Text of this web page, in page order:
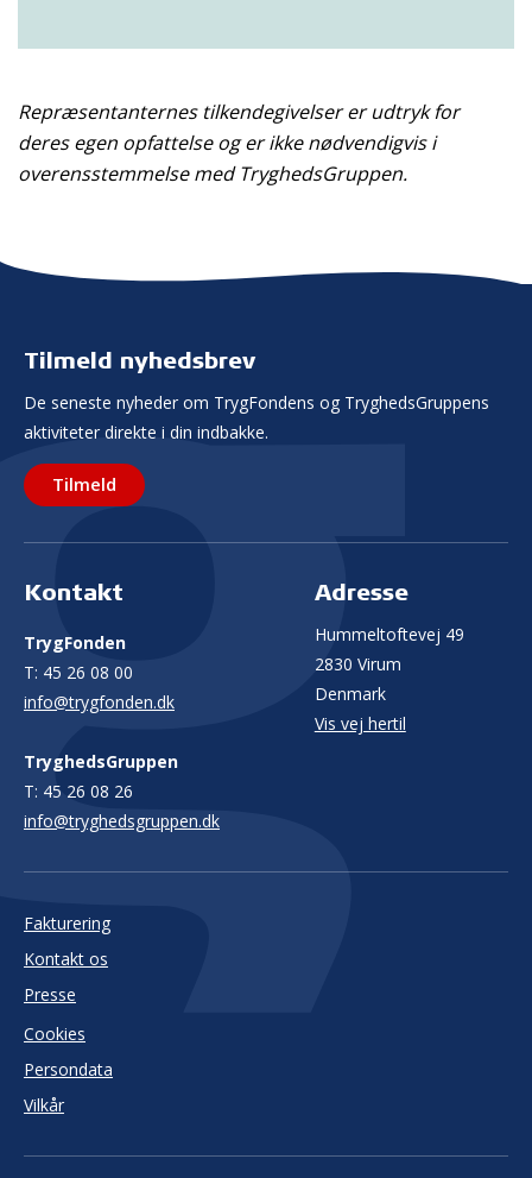
Repræsentanternes tilkendegivelser er udtryk for
deres egen opfattelse og er ikke nødvendigvis i
overensstemmelse med TryghedsGruppen.
Tilmeld nyhedsbrev
De seneste nyheder om TrygFondens og TryghedsGruppens
aktiviteter direkte i din indbakke.
Tilmeld
Kontakt
TrygFonden
T: 45 26 08 00
info@trygfonden.dk
TryghedsGruppen
T: 45 26 08 26
info@tryghedsgruppen.dk
Adresse
Hummeltoftevej 49
2830 Virum
Denmark
Vis vej hertil
Fakturering
Kontakt os
Presse
Cookies
Persondata
Vilkår